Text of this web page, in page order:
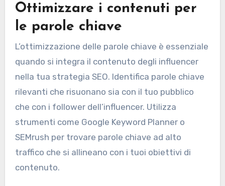
Ottimizzare i contenuti per
le parole chiave
L’ottimizzazione delle parole chiave è essenziale
quando si integra il contenuto degli influencer
nella tua strategia SEO. Identifica parole chiave
rilevanti che risuonano sia con il tuo pubblico
che con i follower dell’influencer. Utilizza
strumenti come Google Keyword Planner o
SEMrush per trovare parole chiave ad alto
traffico che si allineano con i tuoi obiettivi di
contenuto.